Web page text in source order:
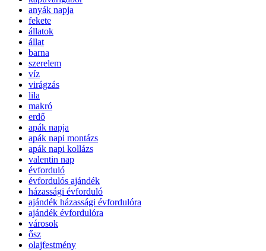
anyák napja
fekete
állatok
állat
barna
szerelem
víz
virágzás
lila
makró
erdő
apák napja
apák napi montázs
apák napi kollázs
valentin nap
évforduló
évfordulós ajándék
házassági évforduló
ajándék házassági évfordulóra
ajándék évfordulóra
városok
ősz
olajfestmény